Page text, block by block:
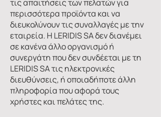
τις απαιτήσεις των πελατών για
περισσότερα προϊόντα και να
διευκολύνουν τις συναλλαγές με την
εταιρεία. Η LERIDIS SA δεν διανέμει
σε κανένα άλλο οργανισμό ή
συνεργάτη που δεν συνδέεται με τη
LERIDIS SA τις ηλεκτρονικές
διευθύνσεις, ή οποιαδήποτε άλλη
πληροφορία που αφορά τους
χρήστες και πελάτες της.